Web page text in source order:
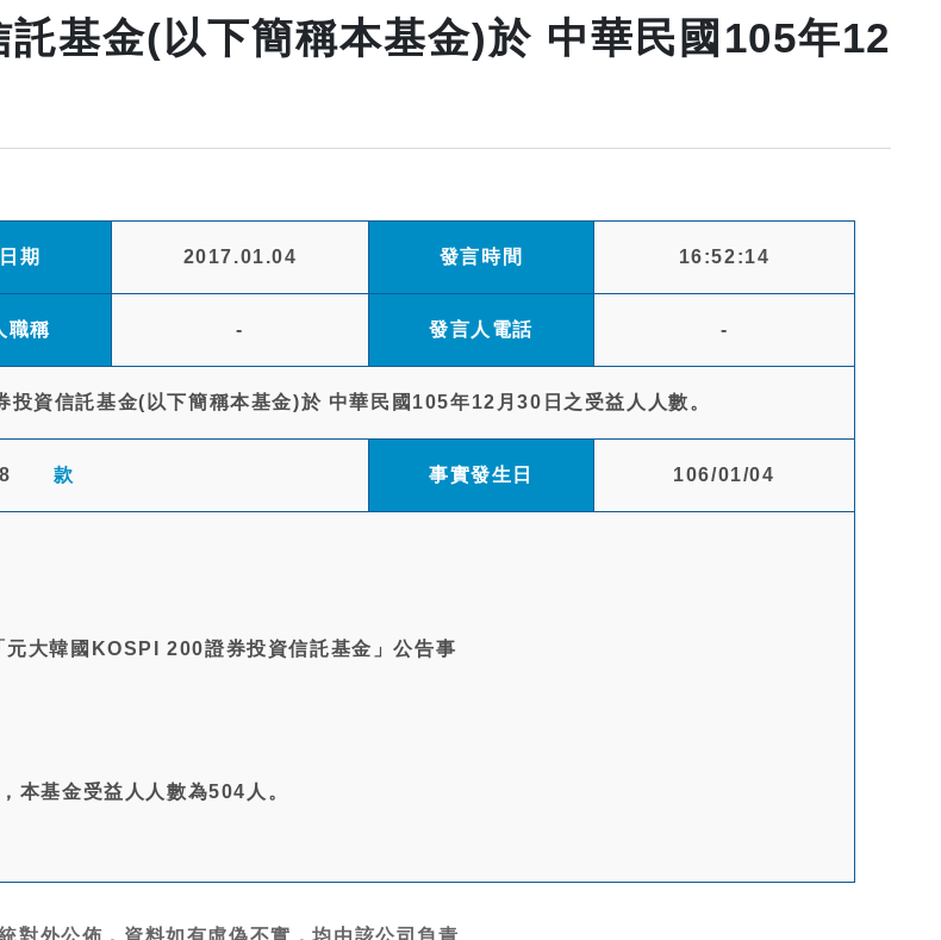
基金(以下簡稱本基金)於 中華民國105年12
期 2017.01.04 發言時間 16:52:14
職稱 - 發言人電話 -
資信託基金(以下簡稱本基金)於 中華民國105年12月30日之受益人人數。
款 事實發生日 106/01/04
大韓國KOSPI 200證券投資信託基金」公告事
本基金受益人人數為504人。
對外公佈，資料如有虛偽不實，均由該公司負責.